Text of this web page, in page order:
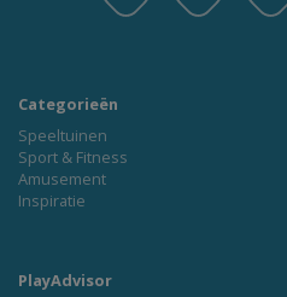
Categorieën
Speeltuinen
Sport & Fitness
Amusement
Inspiratie
PlayAdvisor